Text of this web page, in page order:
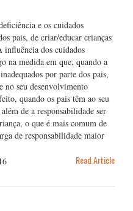
e os cuidados
pais, de criar/educar crianças
dos cuidados
na medida em que, quando a
por parte dos pais,
no seu desenvolvimento
quando os pais têm ao seu
de a responsabilidade ser
o que é mais comum de
de responsabilidade maior
Read Article